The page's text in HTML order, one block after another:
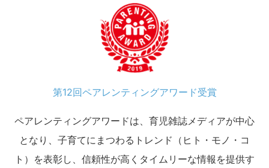
第12回ペアレンティングアワード受賞
ペアレンティングアワードは、育児雑誌メディアが中心
となり、子育てにまつわるトレンド（ヒト・モノ・コ
ト）を表彰し、信頼性が高くタイムリーな情報を提供す